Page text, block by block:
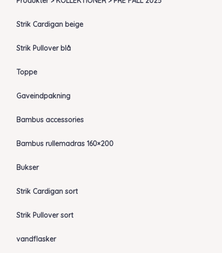
Strik Cardigan beige
Strik Pullover blå
Toppe
Gaveindpakning
Bambus accessories
Bambus rullemadras 160×200
Bukser
Strik Cardigan sort
Strik Pullover sort
vandflasker